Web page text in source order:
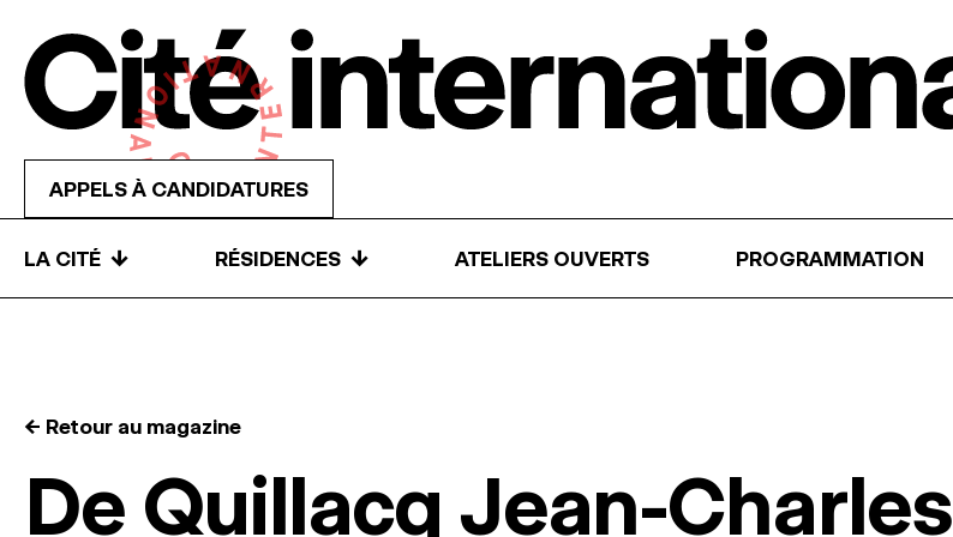
APPELS À CANDIDATURES
LA CITÉ ↓ RÉSIDENCES ↓ ATELIERS OUVERTS PROGRAMMATION
← Retour au magazine
De Quillacq Jean-Charles